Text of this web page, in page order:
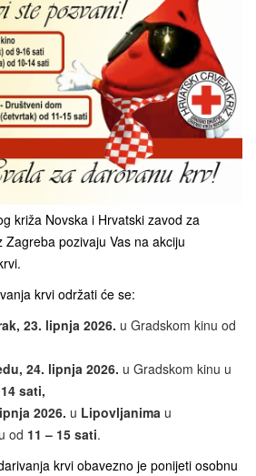
križa Novska i Hrvatski zavod za
pozivaju Vas na akciju
krvi održati će se:
23. lipnja 2026. u Gradskom kinu od
24. lipnja 2026. u Gradskom kinu u
sati,
2026. u Lipovljanima u
od 11 – 15 sati.
krvi obavezno je ponijeti osobnu